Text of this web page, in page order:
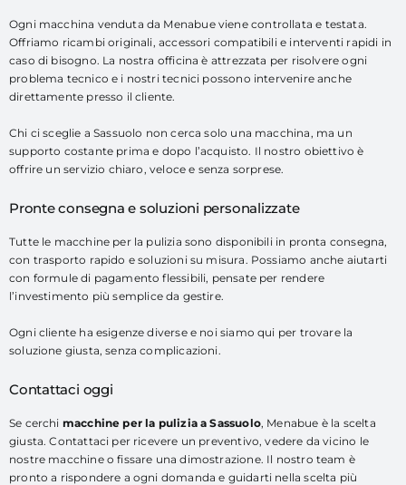
Ogni macchina venduta da Menabue viene controllata e testata.
Offriamo ricambi originali, accessori compatibili e interventi rapidi in
caso di bisogno. La nostra officina è attrezzata per risolvere ogni
problema tecnico e i nostri tecnici possono intervenire anche
direttamente presso il cliente.
Chi ci sceglie a Sassuolo non cerca solo una macchina, ma un
supporto costante prima e dopo l’acquisto. Il nostro obiettivo è
offrire un servizio chiaro, veloce e senza sorprese.
Pronte consegna e soluzioni personalizzate
Tutte le macchine per la pulizia sono disponibili in pronta consegna,
con trasporto rapido e soluzioni su misura. Possiamo anche aiutarti
con formule di pagamento flessibili, pensate per rendere
l’investimento più semplice da gestire.
Ogni cliente ha esigenze diverse e noi siamo qui per trovare la
soluzione giusta, senza complicazioni.
Contattaci oggi
Se cerchi macchine per la pulizia a Sassuolo, Menabue è la scelta
giusta. Contattaci per ricevere un preventivo, vedere da vicino le
nostre macchine o fissare una dimostrazione. Il nostro team è
pronto a rispondere a ogni domanda e guidarti nella scelta più